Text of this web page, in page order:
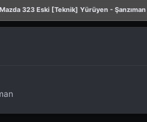
Mazda 323 Eski [Teknik] Yürüyen - Şanzıman